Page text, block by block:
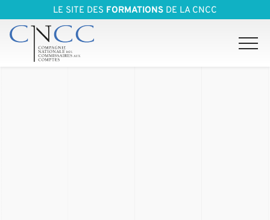
LE SITE DES FORMATIONS DE LA CNCC